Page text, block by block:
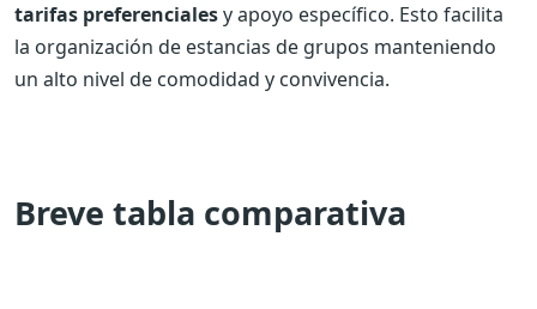
tarifas preferencialesy apoyo específico. Esto facilita
la organización de estancias de grupos manteniendo
un alto nivel de comodidad y convivencia.
Breve tabla comparativa